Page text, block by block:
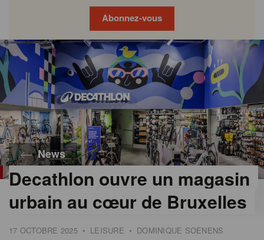
Abonnez-vous
News
Decathlon ouvre un magasin
urbain au cœur de Bruxelles
17 OCTOBRE 2025 • LEISURE • DOMINIQUE SOENENS
Gondola
academy
Gondola
society